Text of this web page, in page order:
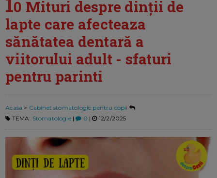
0 Mituri despre dinții de
lapte care afecteaza
sănătatea dentară a
viitorului adult - sfaturi
pentru parinti
Acasa > Cabinet stomatologic pentru copii
TEMA: Stomatologie| 0 | 12/2/2025